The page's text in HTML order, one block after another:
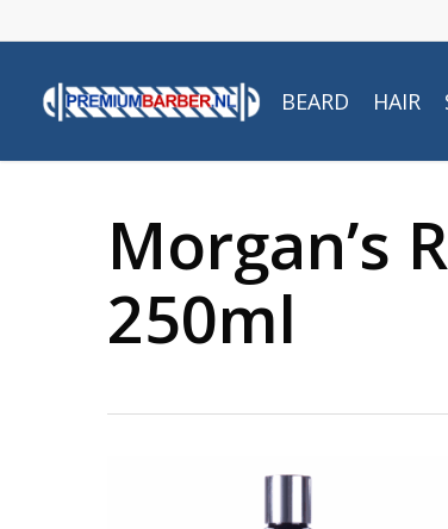
to
content
BEARD HAIR
Morgan’s
250ml